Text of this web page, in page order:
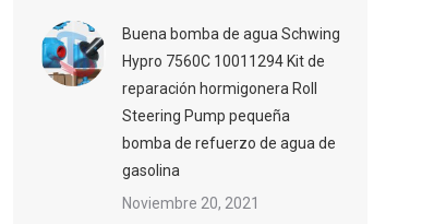
Buena bomba de agua Schwing
Hypro 7560C 10011294 Kit de
reparación hormigonera Roll
Steering Pump pequeña
bomba de refuerzo de agua de
gasolina
Noviembre 20, 2021